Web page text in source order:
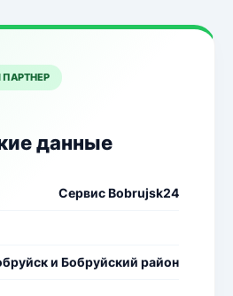
данные
Сервис Bobrujsk24
и Бобруйский район